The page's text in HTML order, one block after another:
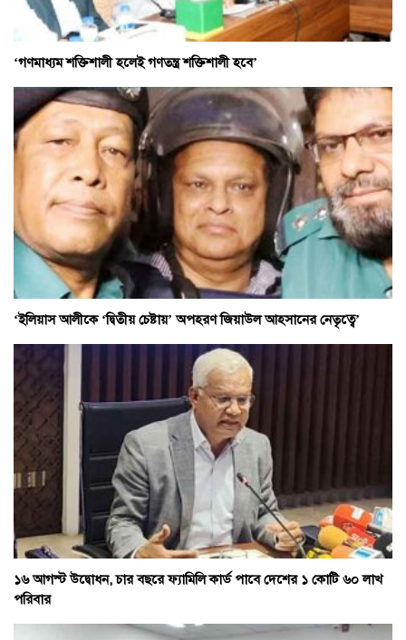
‘গণমাধ্যম শক্তিশালী হলেই গণতন্ত্র শক্তিশালী হবে’
‘ইলিয়াস আলীকে ‘দ্বিতীয় চেষ্টায়’ অপহরণ জিয়াউল আহসানের নেতৃত্বে’
১৬ আগস্ট উদ্বোধন, চার বছরে ফ্যামিলি কার্ড পাবে দেশের ১ কোটি ৬০ লাখ
পরিবার